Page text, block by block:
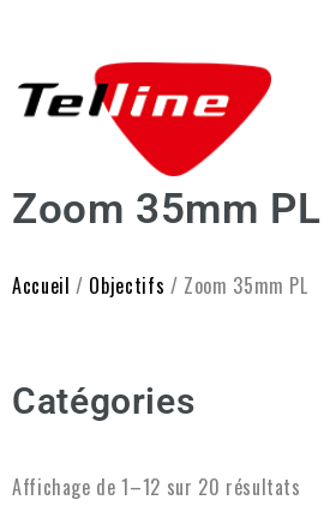
Zoom 35mm PL
Accueil / Objectifs / Zoom 35mm PL
Catégories
Affichage de 1–12 sur 20 résultats